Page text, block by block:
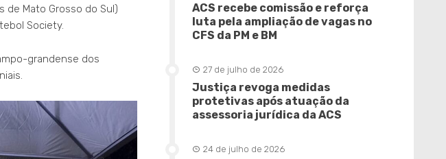
de Mato Grosso do Sul)
Society.
grandense dos
ACS recebe comissão e reforça
luta pela ampliação de vagas no
CFS da PM e BM
27 de julho de 2026
Justiça revoga medidas
protetivas após atuação da
assessoria jurídica da ACS
24 de julho de 2026